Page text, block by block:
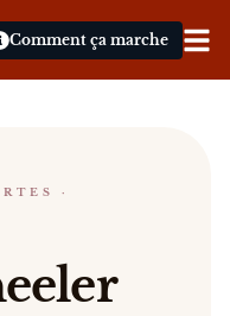
Comment ça marche
confirme en
.
·